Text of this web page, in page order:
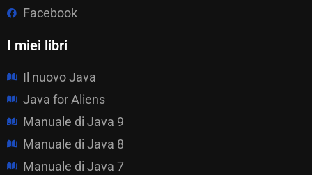
Facebook
I miei libri
Il nuovo Java
Java for Aliens
Manuale di Java 9
Manuale di Java 8
Manuale di Java 7